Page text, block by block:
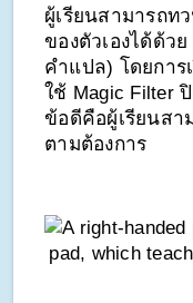
ผู้เรียนสามารถท
ของตัวเองได้ด้ว
คำแปล) โดยกา
ใช้ Magic Filter
ข้อดีคือผู้เรียนสา
ตามต้องการ